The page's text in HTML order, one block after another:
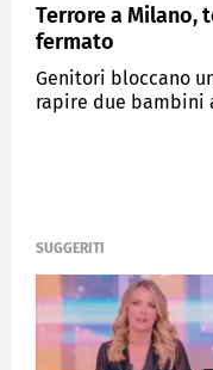
Terrore a Milano,
fermato
Genitori bloccano
rapire due bambini
SUGGERITI